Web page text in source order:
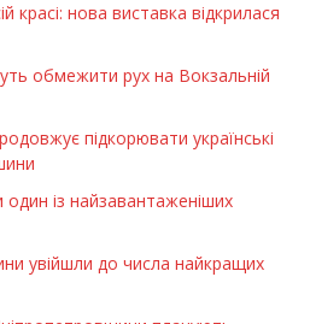
красі: нова виставка відкрилася
обмежити рух на Вокзальній
підкорювати українські
один із найзавантаженіших
увійшли до числа найкращих